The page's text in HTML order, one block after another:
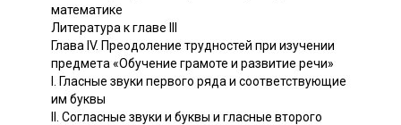
математике
Литература к главе III
Глава IV. Преодоление трудностей при изучении
предмета «Обучение грамоте и развитие речи»
I. Гласные звуки первого ряда и соответствующие
им буквы
II. Согласные звуки и буквы и гласные второго